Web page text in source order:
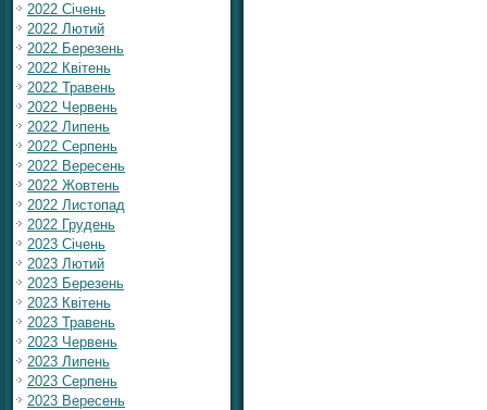
2022 Січень
2022 Лютий
2022 Березень
2022 Квітень
2022 Травень
2022 Червень
2022 Липень
2022 Серпень
2022 Вересень
2022 Жовтень
2022 Листопад
2022 Грудень
2023 Січень
2023 Лютий
2023 Березень
2023 Квітень
2023 Травень
2023 Червень
2023 Липень
2023 Серпень
2023 Вересень